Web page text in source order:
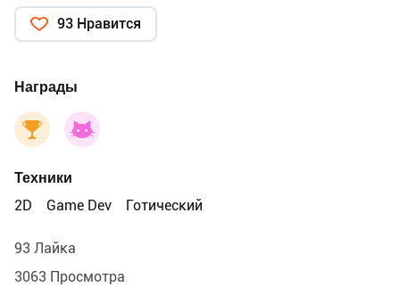
93 Нравится
Награды
Техники
2D
Game Dev Готический
93 Лайка
3063 Просмотра